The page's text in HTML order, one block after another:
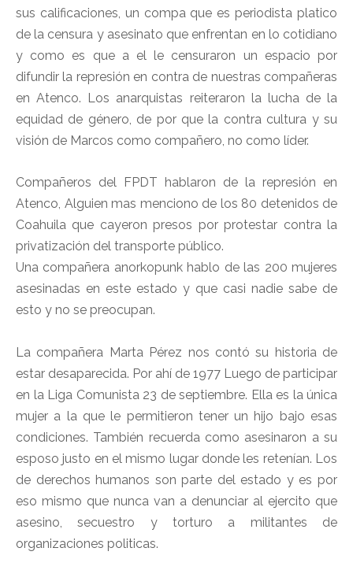
sus calificaciones, un compa que es periodista platico
de la censura y asesinato que enfrentan en lo cotidiano
y como es que a el le censuraron un espacio por
difundir la represión en contra de nuestras compañeras
en Atenco. Los anarquistas reiteraron la lucha de la
equidad de género, de por que la contra cultura y su
visión de Marcos como compañero, no como líder.
Compañeros del FPDT hablaron de la represión en
Atenco, Alguien mas menciono de los 80 detenidos de
Coahuila que cayeron presos por protestar contra la
privatización del transporte público.
Una compañera anorkopunk hablo de las 200 mujeres
asesinadas en este estado y que casi nadie sabe de
esto y no se preocupan.
La compañera Marta Pérez nos contó su historia de
estar desaparecida. Por ahí de 1977 Luego de participar
en la Liga Comunista 23 de septiembre. Ella es la única
mujer a la que le permitieron tener un hijo bajo esas
condiciones. También recuerda como asesinaron a su
esposo justo en el mismo lugar donde les retenían. Los
de derechos humanos son parte del estado y es por
eso mismo que nunca van a denunciar al ejercito que
asesino, secuestro y torturo a militantes de
organizaciones politicas.